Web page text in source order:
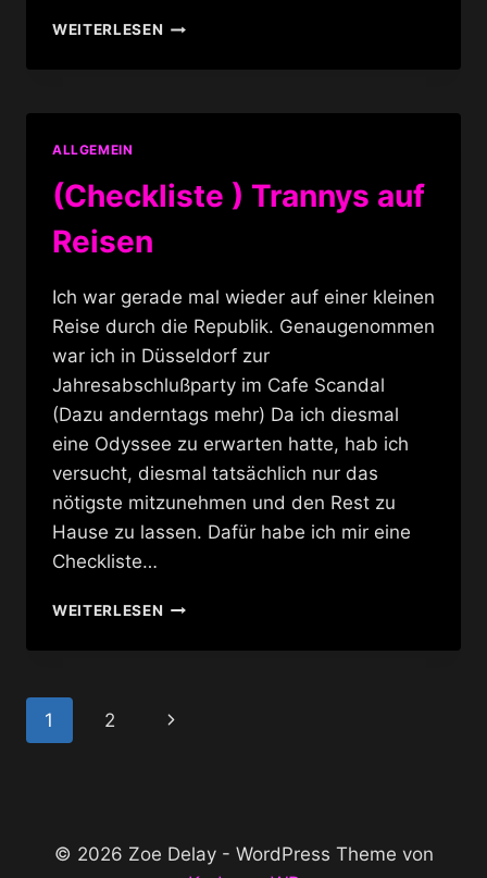
WEITERLESENM.A.C.
UND
IN
ALLGEMEIN
(Checkliste ) Trannys auf
Reisen
Ich war gerade mal wieder auf einer kleinen
Reise durch die Republik. Genaugenommen
war ich in Düsseldorf zur
Jahresabschlußparty im Cafe Scandal
(Dazu anderntags mehr) Da ich diesmal
eine Odyssee zu erwarten hatte, hab ich
versucht, diesmal tatsächlich nur das
nötigste mitzunehmen und den Rest zu
Hause zu lassen. Dafür habe ich mir eine
Checkliste…
WEITERLESEN(CHECKLISTE
TRANNYS
Seitennavigation
1 2
Nächste
© 2026 Zoe Delay - WordPress Theme von